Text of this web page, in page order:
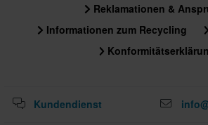
Reklamationen &
Informationen zum Recycling
Kundendienst